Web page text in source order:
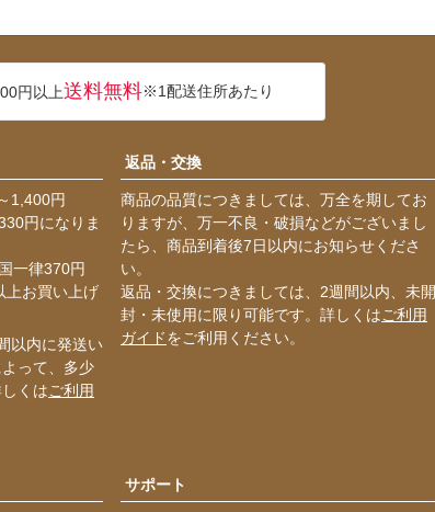
円以上送料無料※1配送住所あたり
1,400円
円になりま
一律370円
上お買い上げ
以内に発送い
って、多少
くはご利用
返品・交換
商品の品質につきましては、万全を期してお
りますが、万一不良・破損などがございまし
たら、商品到着後7日以内にお知らせくださ
い。
返品・交換につきましては、2週間以内、未開
封・未使用に限り可能です。詳しくはご利用
ガイドをご利用ください。
サポート